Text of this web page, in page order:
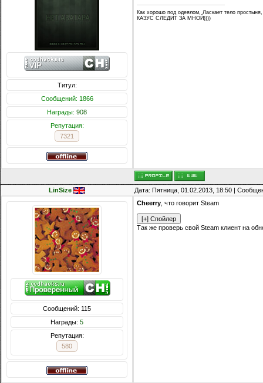
Титул:
Сообщений: 1866
Награды: 908
Репутация:
7321
Как хорошо под одеялом, Ласкает тело
КАЗУС СЛЕДИТ ЗА МНОЙ))))
LinSize Дата: Пятница, 01.02.2013, 18:50 |
Сообщений: 115
Награды: 5
Репутация:
580
Cheerry , что говорит Steam
Так же проверь свой Steam клиент на